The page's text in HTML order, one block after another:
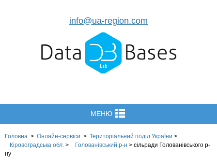
info@ua-region.com
МЕНЮ
Головна > Онлайн-сервіси > Територіальний поділ України >
Кіровоградська обл. > Голованівський р-н > сільради Голованівського р-
ну